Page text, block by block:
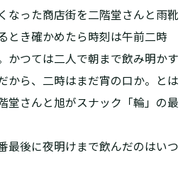
なった商店街を二階堂さんと雨靴
とき確かめたら時刻は午前二時
かつては二人で朝まで飲み明かす
から、二時はまだ宵の口か。とは
堂さんと旭がスナック「輪」の最
最後に夜明けまで飲んだのはいつ